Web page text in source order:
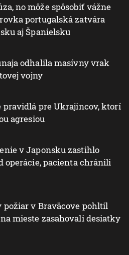
no môže spôsobiť vážne
portugalská zatvára
aj Španielsku
odhalila masívny vrak
vojny
pravidlá pre Ukrajincov, ktorí
agresiou
v Japonsku zastihlo
operácie, pacienta chránili
požiar v Braväcove pohltil
mieste zasahovali desiatky